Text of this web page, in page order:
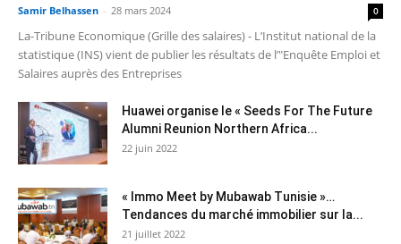
Samir Belhassen - 28 mars 2024 0
La-Tribune Economique (Grille des salaires) - L’Institut national de la
statistique (INS) vient de publier les résultats de l’"Enquête Emploi et
Salaires auprès des Entreprises
Huawei organise le « Seeds For The Future
Alumni Reunion Northern Africa...
22 juin 2022
« Immo Meet by Mubawab Tunisie »…
Tendances du marché immobilier sur la...
21 juillet 2022